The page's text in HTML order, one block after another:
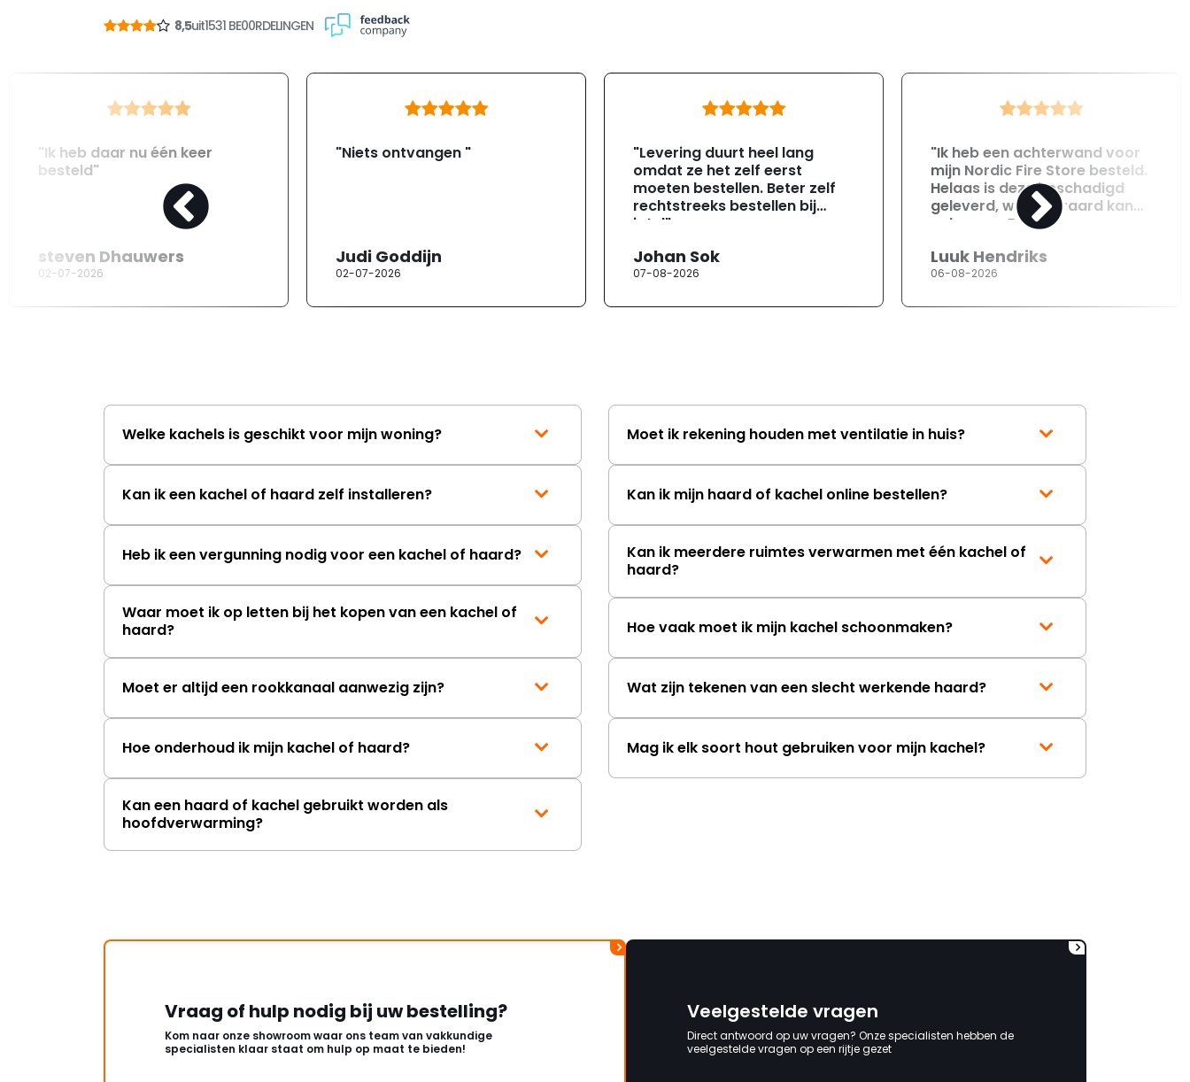
8,5uit1531 BE00RDELINGEN
"Ik heb daar nu één keer
besteld"
steven Dhauwers
02-07-2026
"Niets ontvangen "
Judi Goddijn
02-07-2026
"Levering duurt heel lang
omdat ze het zelf eerst
moeten bestellen. Beter zelf
rechtstreeks bestellen bij
jotul"
Johan Sok
07-08-2026
"Ik heb een achterwand voor
mijn Nordic Fire Store besteld.
Helaas is deze beschadigd
geleverd, wat uiteraard kan
gebeuren. Direct na
opgenomen met de
klantenservice. Helaas
erg moeizaam; tussen de e-
wordt opgelost en dat ik op
onbeschadigde achterwand
Luuk Hendriks
06-08-2026
Welke kachels is geschikt voor mijn woning?
Kan ik een kachel of haard zelf installeren?
Heb ik een vergunning nodig voor een kachel of haard?
Waar moet ik op letten bij het kopen van een kachel of
haard?
Moet er altijd een rookkanaal aanwezig zijn?
Hoe onderhoud ik mijn kachel of haard?
Kan een haard of kachel gebruikt worden als
hoofdverwarming?
Moet ik rekening houden met ventilatie in huis?
Kan ik mijn haard of kachel online bestellen?
Kan ik meerdere ruimtes verwarmen met één kachel of
haard?
Hoe vaak moet ik mijn kachel schoonmaken?
Wat zijn tekenen van een slecht werkende haard?
Mag ik elk soort hout gebruiken voor mijn kachel?
Vraag of hulp nodig bij uw bestelling?
Kom naar onze showroom waar ons team van vakkundige
specialisten klaar staat om hulp op maat te bieden!
Veelgestelde vragen
Direct antwoord op uw vragen? Onze specialisten hebben de
veelgestelde vragen op een rijtje gezet